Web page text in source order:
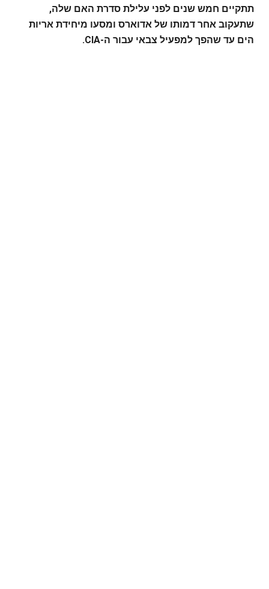
תתקיים חמש שנים לפני עלילת סדרת האם שלה,
שתעקוב אחר דמותו של אדוארס ומסעו מיחידת אריות
הים עד שהפך למפעיל צבאי עבור ה-CIA.